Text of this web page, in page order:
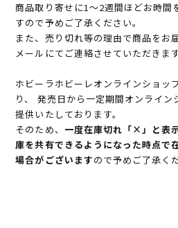
商品取り寄せに1～2週間ほどお時間
すので予めご了承ください。
また、売り切れ等の理由で商品をお
メールにてご連絡させていただきます
ホビーラホビーレオンラインショッ
り、 発売日から一定期間オンライ
提供いたしております。
そのため、 一度在庫切れ「×」と表
庫を共有できるようになった時点で
場合がございますので予めご了承く